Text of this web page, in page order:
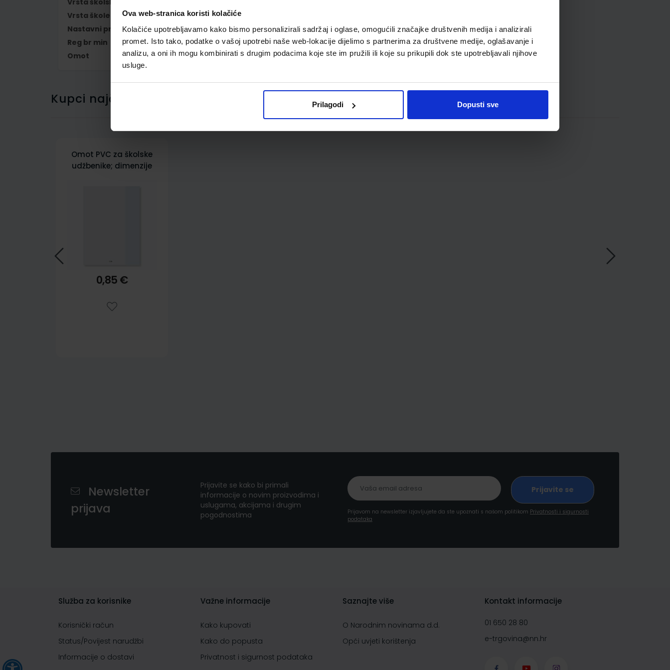
Ova web-stranica koristi kolačiće
Kolačiće upotrebljavamo kako bismo personalizirali sadržaj i oglase, omogućili značajke društvenih medija i analizirali
promet. Isto tako, podatke o vašoj upotrebi naše web-lokacije dijelimo s partnerima za društvene medije, oglašavanje i
analizu, a oni ih mogu kombinirati s drugim podacima koje ste im pružili ili koje su prikupili dok ste upotrebljavali njihove
usluge.
Prilagodi Dopusti sve
Vrsta školske knjige
Vrsta škole
1 OSNOVNA
Nastavni predmet
MATEMATIKA
Reg br min
7167
Omot
500159
Kupci najčešće biraju..
Omot PVC za školske
udžbenike; dimenzije
0,85 €
Newsletter
prijava
Prijavite se kako bi primali
informacije o novim proizvodima i
uslugama, akcijama i drugim
pogodnostima
Prijavom na newsletter izjavljujete da ste upoznati s našom politikom Privatnosti i sigurnosti
podataka
Služba za korisnike
Korisnički račun
Status/Povijest narudžbi
Informacije o dostavi
Važne informacije
Kako kupovati
Kako do popusta
Privatnost i sigurnost podataka
Saznajte više
O Narodnim novinama d.d.
Opći uvjeti korištenja
Kontakt informacije
01 650 28 80
e-trgovina@nn.hr